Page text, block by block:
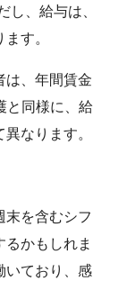
、給与は、
す。
は、年間賃金
と同様に、給
なります。
を含むシフ
るかもしれま
いており、感